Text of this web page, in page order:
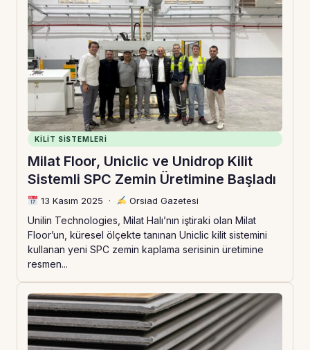
KILIT SISTEMLERI
Milat Floor, Uniclic ve Unidrop Kilit
Sistemli SPC Zemin Üretimine Başladı
13 Kasım 2025 · Orsiad Gazetesi
Unilin Technologies, Milat Halı’nın iştiraki olan Milat
Floor’un, küresel ölçekte tanınan Uniclic kilit sistemini
kullanan yeni SPC zemin kaplama serisinin üretimine
resmen...